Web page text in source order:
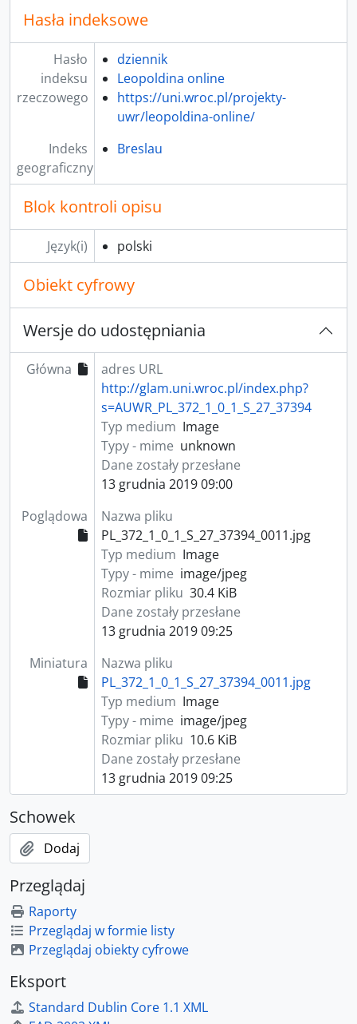
Hasła indeksowe
Hasło
indeksu
rzeczowego
dziennik
Leopoldina online
https://uni.wroc.pl/projekty-
uwr/leopoldina-online/
Indeks
geograficzny
Breslau
Blok kontroli opisu
Język(i) polski
Obiekt cyfrowy
Wersje do udostępniania
Główna
adres URL
http://glam.uni.wroc.pl/index.php?
s=AUWR_PL_372_1_0_1_S_27_37394
Typ medium Image
Typy - mime unknown
Dane zostały przesłane
13 grudnia 2019 09:00
Poglądowa
Nazwa pliku
PL_372_1_0_1_S_27_37394_0011.jpg
Typ medium Image
Typy - mime image/jpeg
Rozmiar pliku 30.4 KiB
Dane zostały przesłane
13 grudnia 2019 09:25
Miniatura
Nazwa pliku
PL_372_1_0_1_S_27_37394_0011.jpg
Typ medium Image
Typy - mime image/jpeg
Rozmiar pliku 10.6 KiB
Dane zostały przesłane
13 grudnia 2019 09:25
Schowek
Dodaj
Przeglądaj
Raporty
Przeglądaj w formie listy
Przeglądaj obiekty cyfrowe
Eksport
Standard Dublin Core 1.1 XML